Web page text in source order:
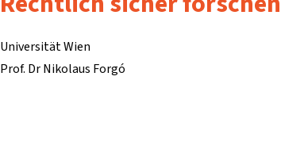
Universität Wien
Prof. Dr Nikolaus Forgó